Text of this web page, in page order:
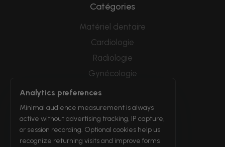
Catégories
Matériel dentaire
Cardiologie
Radiologie
Gynécologie
ORL
Informations de contact ?
Analytics preferences
Minimal audience measurement is always
active without advertising tracking, IP capture,
or session recording. Optional cookies help us
recognize returning visits and improve forms